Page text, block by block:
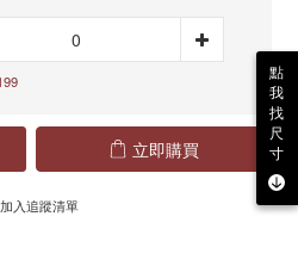
立即購買
加入追蹤清單
點
我
找
尺
寸